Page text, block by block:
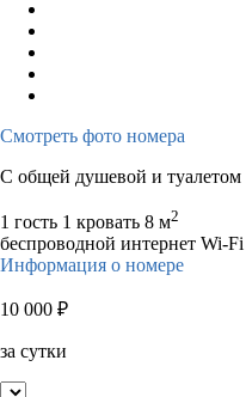
Смотреть фото номера
С общей душевой и туалетом
1 гость 1 кровать 8 м2
беспроводной интернет Wi-Fi
Информация о номере
10 000 ₽
за сутки